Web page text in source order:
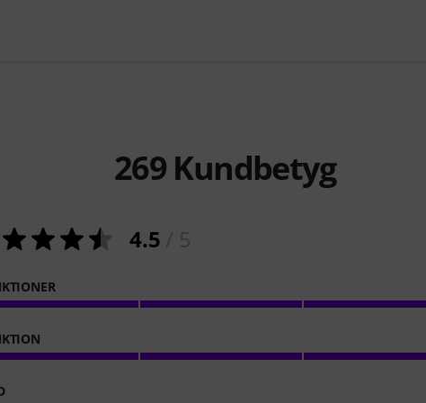
269 Kundbetyg
4.5